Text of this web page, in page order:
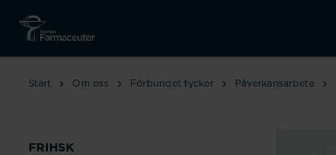
Start Om oss Förbundet tycker Påverkansarbete
FRIHSK